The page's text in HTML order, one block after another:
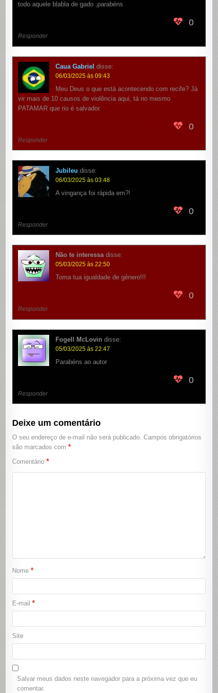
todo aquele blabla de gado ,parabéns
0
Responder
Caua Gabriel disse:
06/03/2025 às 09:43
Meu Deus o que está acontecendo com recife? Já
vir mais de 10 causos de violência aqui, tá no mesmo
PATAMAR que rio é salvador.
0
Responder
Jubileu disse:
06/03/2025 às 03:48
A vingança foi rápida em?!
0
Responder
Não te interessa disse:
05/03/2025 às 22:50
Toma tua igualdade de gênero!!!
0
Responder
Fogell McLovin disse:
05/03/2025 às 22:47
Parabéns ao autor
0
Responder
Deixe um comentário
O seu endereço de e-mail não será publicado. Campos obrigatórios
são marcados com*
Comentário*
Nome*
E-mail*
Site
Salvar meus dados neste navegador para a próxima vez que eu
comentar.